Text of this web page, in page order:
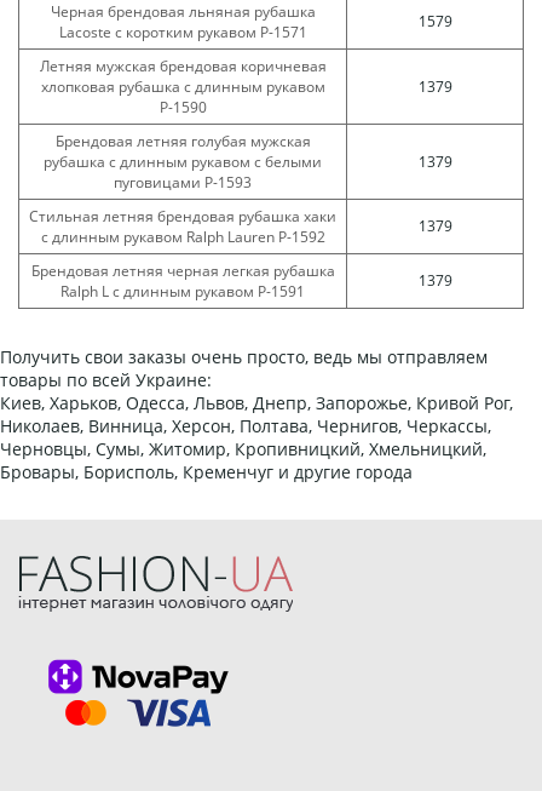
Черная брендовая льняная рубашка
Lacoste с коротким рукавом Р-1571
1579
Летняя мужская брендовая коричневая
хлопковая рубашка с длинным рукавом
Р-1590
1379
Брендовая летняя голубая мужская
рубашка с длинным рукавом с белыми
пуговицами Р-1593
1379
Стильная летняя брендовая рубашка хаки
с длинным рукавом Ralph Lauren Р-1592
1379
Брендовая летняя черная легкая рубашка
Ralph L с длинным рукавом Р-1591
1379
Получить свои заказы очень просто, ведь мы отправляем
товары по всей Украине:
Киев, Харьков, Одесса, Львов, Днепр, Запорожье, Кривой Рог,
Николаев, Винница, Херсон, Полтава, Чернигов, Черкассы,
Черновцы, Сумы, Житомир, Кропивницкий, Хмельницкий,
Бровары, Борисполь, Кременчуг и другие города